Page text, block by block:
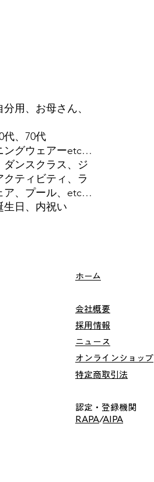
用、お母さん、
代、70代
ングウェアーetc…
ンスクラス、ジ
ティビティ、ラ
ア、プール、etc…
生日、内祝い
ホーム
会社概要
採用情報
ニュース
オンラインショップ
特定商取引法
認定・登録機関
RAPA/AIPA